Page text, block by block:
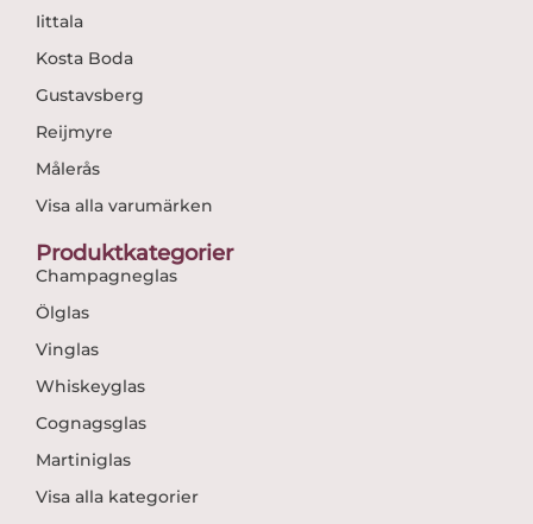
Iittala
Kosta Boda
Gustavsberg
Reijmyre
Målerås
Visa alla varumärken
Produktkategorier
Champagneglas
Ölglas
Vinglas
Whiskeyglas
Cognagsglas
Martiniglas
Visa alla kategorier